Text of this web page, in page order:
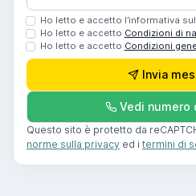
Ho letto e accetto l’informativa
Ho letto e accetto Condizioni di
Ho letto e accetto Condizioni
Invia
Vedi numero
Questo sito è protetto da
norme sulla privacy ed i termini di